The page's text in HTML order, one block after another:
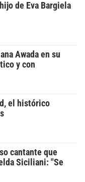
de Eva Bargiela
Awada en su
y con
el histórico
cantante que
Siciliani: "Se